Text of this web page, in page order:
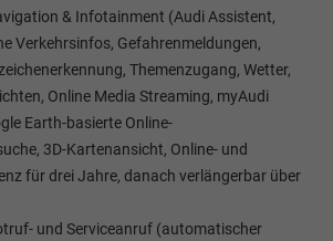
& Infotainment (Audi Assistent,
Verkehrsinfos, Gefahrenmeldungen,
Themenzugang, Wetter,
Online Media Streaming, myAudi
Earth-basierte Online-
3D-Kartenansicht, Online- und
für drei Jahre, danach verlängerbar über
und Serviceanruf (automatischer